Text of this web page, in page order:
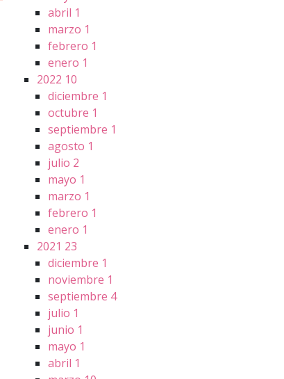
abril 1
marzo 1
febrero 1
enero 1
2022 10
diciembre 1
octubre 1
septiembre 1
agosto 1
julio 2
mayo 1
marzo 1
febrero 1
enero 1
2021 23
diciembre 1
noviembre 1
septiembre 4
julio 1
junio 1
mayo 1
abril 1